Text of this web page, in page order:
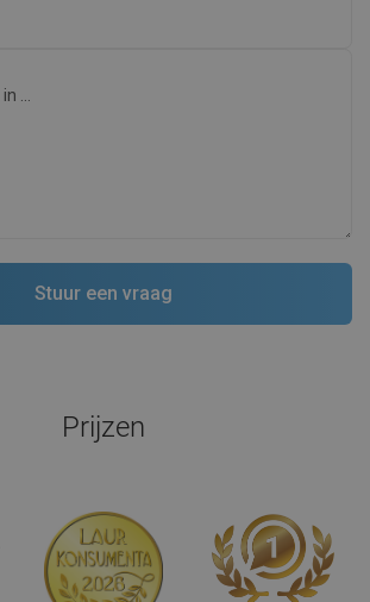
Prijzen